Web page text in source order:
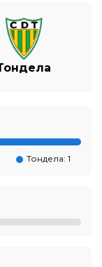
Тондела: 1